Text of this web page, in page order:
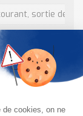
sortie de
sortie de
sortie de
sortie de
sortie de